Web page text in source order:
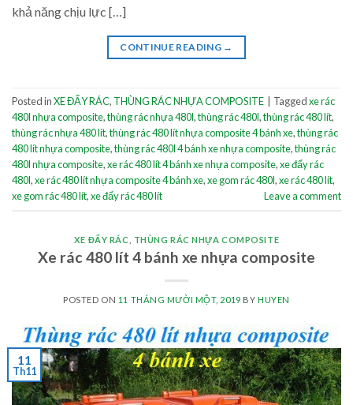
khả năng chịu lực […]
CONTINUE READING →
Posted inXE ĐẨY RÁC, THÙNG RÁC NHỰA COMPOSITE Taggedxe rác
480l nhựa composite,thùng rác nhựa 480l,thùng rác 480l,thùng rác 480 lít,
thùng rác nhựa 480 lít,thùng rác 480 lít nhựa composite 4 bánh xe,thùng rác
480 lít nhựa composite,thùng rác 480l 4 bánh xe nhựa composite,thùng rác
480l nhựa composite,xe rác 480 lít 4 bánh xe nhựa composite,xe đẩy rác
480l,xe rác 480 lít nhựa composite 4 bánh xe,xe gom rác 480l,xe rác 480 lít,
xe gom rác 480 lít,xe đẩy rác 480 lít Leave a comment
XE ĐẨY RÁC THÙNG RÁC NHỰA COMPOSITE
Xe rác 480 lít 4 bánh xe nhựa composite
POSTED ON 11 THÁNG MƯỜI MỘT, 2019 BY HUYEN
11
Th11